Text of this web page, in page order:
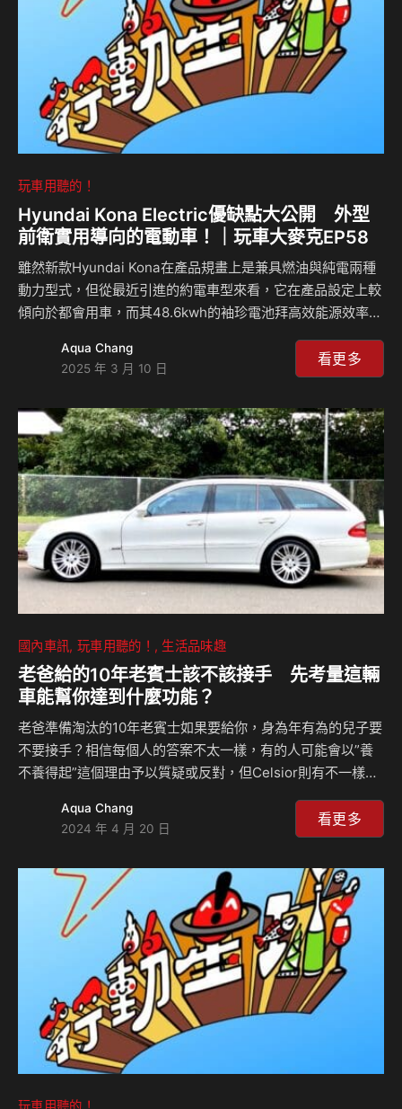
alert 駕駛疲勞警示等，全方位智慧升級，讓 V…
玩車用聽的！
Hyundai Kona Electric優缺點大公開 外型
前衛實用導向的電動車！｜玩車大麥克EP58
雖然新款Hyundai Kona在產品規畫上是兼具燃油與純電兩種
動力型式，但從最近引進的約電車型來看，它在產品設定上較
傾向於都會用車，而其48.6kwh的袖珍電池拜高效能源效率所
Electric計有三個等級，但頂級款售價達154.9萬元，幾乎快到
達其老大哥Ioniq 5入門款的售價，如果要入手Kona Electric
站：⁠⁠https://carfun.tw/>) — Hosting provided by
SoundOn
Aqua Chang
2025 年 3 月 10 日
看更多
國內車訊 玩車用聽的！ 生活品味趣
老爸給的10年老賓士該不該接手 先考量這輛
車能幫你達到什麼功能？
老爸準備淘汰的10年老賓士如果要給你，身為年有為的兒子要
不要接手？相信每個人的答案不太一樣，有的人可能會以”養
不養得起”這個理由予以質疑或反對，但Celsior則有不一樣的
益，或許可以把它當成是對工作的投資，如果是你，你會怎麼
想？CELSIORS Youtube頻道：
cdzucOFOOY3CBe1w⁠ 相關新聞：
Aqua Chang
2024 年 4 月 20 日
看更多